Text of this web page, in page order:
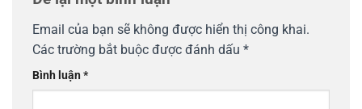
Email của bạn sẽ không được hiển thị công khai.
Các trường bắt buộc được đánh dấu *
Bình luận*